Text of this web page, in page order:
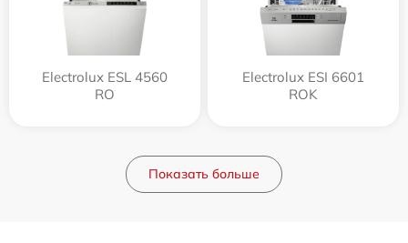
Electrolux ESL 4560
RO
Electrolux ESI 6601
ROK
Показать больше